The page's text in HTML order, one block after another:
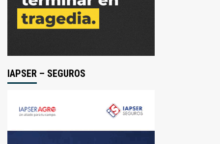
IAPSER – SEGUROS